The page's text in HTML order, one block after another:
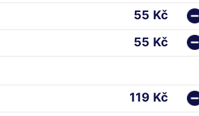
55 Kč
55 Kč
119 Kč